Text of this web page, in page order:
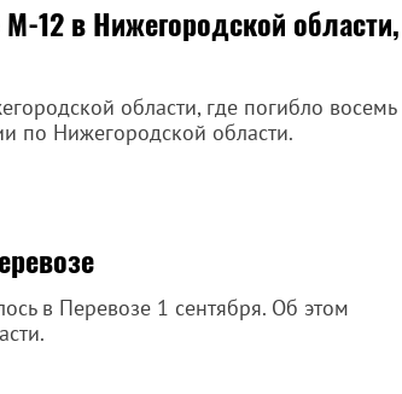
12 в Нижегородской области,
области, где погибло восемь
по Нижегородской области.
в Перевозе 1 сентября. Об этом